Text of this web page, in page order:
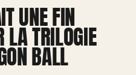
UNE FIN
LA TRILOGIE
BALL